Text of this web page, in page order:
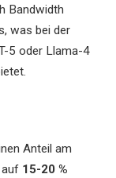
Bandwidth
was bei der
5 oder Llama-4
Anteil am
15-20 %